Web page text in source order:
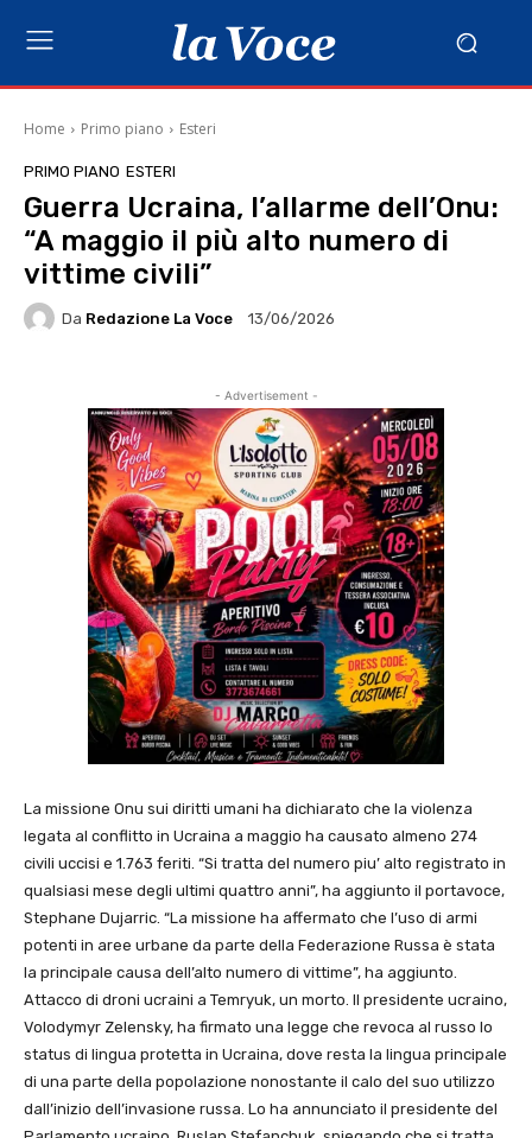
Home Primo piano Esteri
PRIMO PIANO ESTERI
Guerra Ucraina, l’allarme dell’Onu:
“A maggio il più alto numero di
vittime civili”
Da Redazione La Voce 13/06/2026
- Advertisement -
La missione Onu sui diritti umani ha dichiarato che la violenza
legata al conflitto in Ucraina a maggio ha causato almeno 274
civili uccisi e 1.763 feriti. “Si tratta del numero piu’ alto registrato in
qualsiasi mese degli ultimi quattro anni”, ha aggiunto il portavoce,
Stephane Dujarric. “La missione ha affermato che l’uso di armi
potenti in aree urbane da parte della Federazione Russa è stata
la principale causa dell’alto numero di vittime”, ha aggiunto.
Attacco di droni ucraini a Temryuk, un morto. Il presidente ucraino,
Volodymyr Zelensky, ha firmato una legge che revoca al russo lo
status di lingua protetta in Ucraina, dove resta la lingua principale
di una parte della popolazione nonostante il calo del suo utilizzo
dall’inizio dell’invasione russa. Lo ha annunciato il presidente del